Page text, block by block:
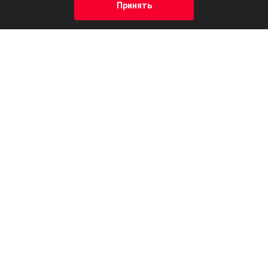
Поясничный подпор для
Принять
Отзывы Позвонить Адрес